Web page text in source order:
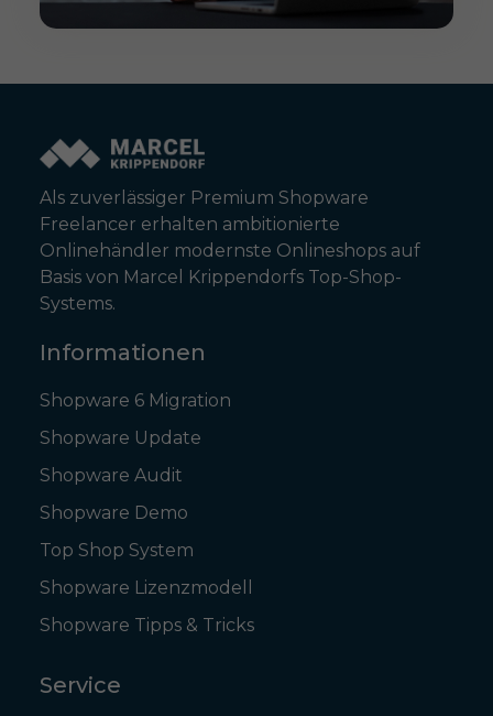
Als zuverlässiger Premium Shopware
Freelancer erhalten ambitionierte
Onlinehändler modernste Onlineshops auf
Basis von Marcel Krippendorfs Top-Shop-
Systems.
Informationen
Shopware 6 Migration
Shopware Update
Shopware Audit
Shopware Demo
Top Shop System
Shopware Lizenzmodell
Shopware Tipps & Tricks
Service